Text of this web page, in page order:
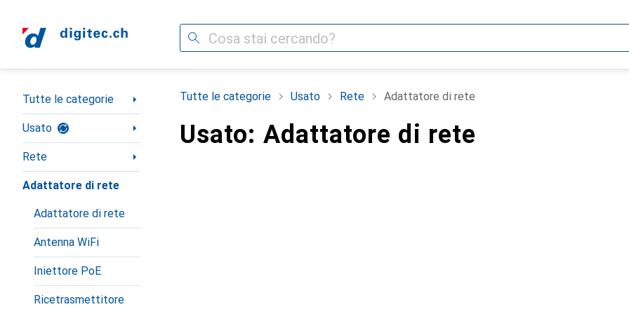
Cerca
Categoria Navigazione
Tutte le categorie
Usato
Rete
Adattatore di rete
Adattatore di rete
Antenna WiFi
Iniettore PoE
Ricetrasmettitore
Tutte le categorie Usato Rete Adattatore di rete
Usato: Adattatore di rete